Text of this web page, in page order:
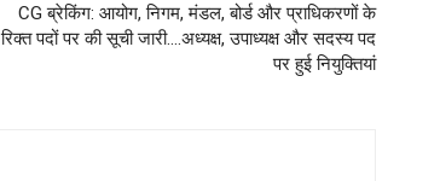
CG ब्रेकिंग: आयोग, निगम, मंडल, बोर्ड और प्राधिकरणों के
रिक्त पदों पर की सूची जारी....अध्यक्ष, उपाध्यक्ष और सदस्य पद
पर हुई नियुक्तियां